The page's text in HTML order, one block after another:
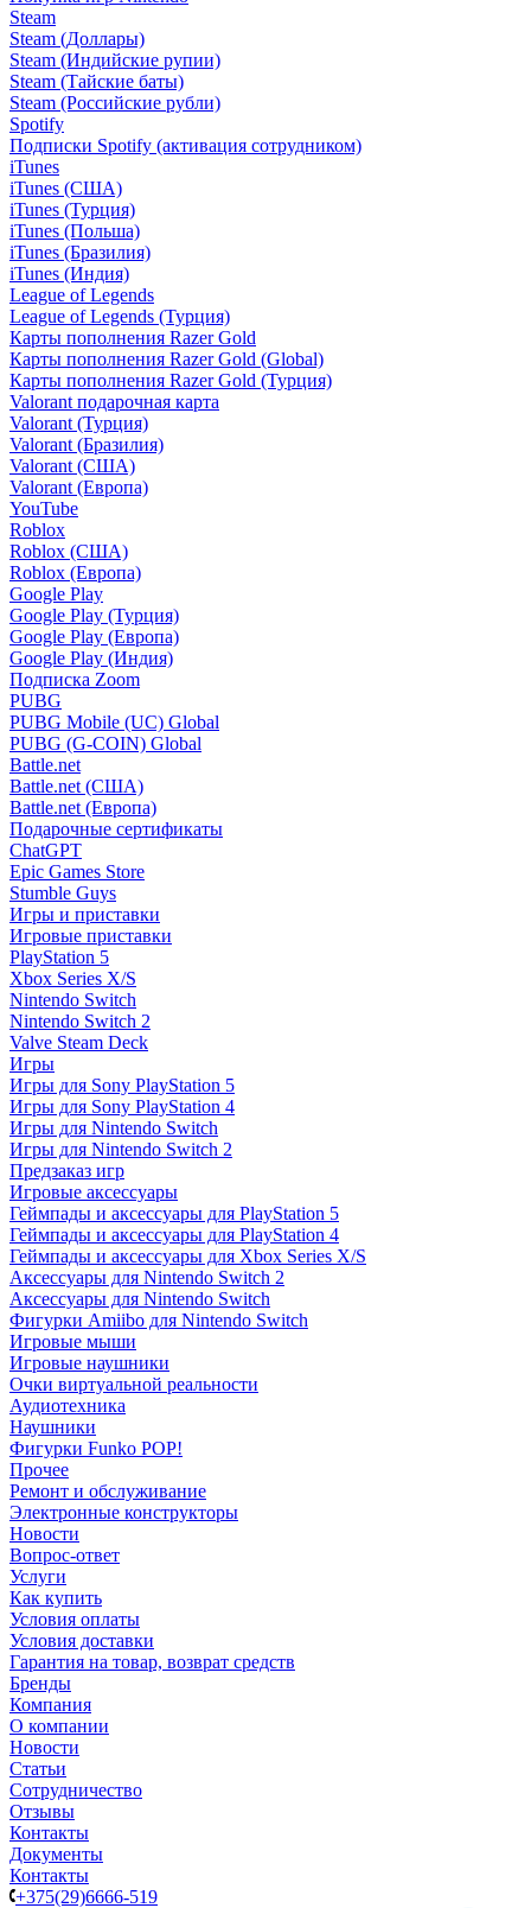
Steam
Steam (Доллары)
Steam (Индийские рупии)
Steam (Тайские баты)
Steam (Российские рубли)
Spotify
Подписки Spotify (активация сотрудником)
iTunes
iTunes (США)
iTunes (Турция)
iTunes (Польша)
iTunes (Бразилия)
iTunes (Индия)
League of Legends
League of Legends (Турция)
Карты пополнения Razer Gold
Карты пополнения Razer Gold (Global)
Карты пополнения Razer Gold (Турция)
Valorant подарочная карта
Valorant (Турция)
Valorant (Бразилия)
Valorant (США)
Valorant (Европа)
YouTube
Roblox
Roblox (США)
Roblox (Европа)
Google Play
Google Play (Турция)
Google Play (Европа)
Google Play (Индия)
Подписка Zoom
PUBG
PUBG Mobile (UC) Global
PUBG (G-COIN) Global
Battle.net
Battle.net (США)
Battle.net (Европа)
Подарочные сертификаты
ChatGPT
Epic Games Store
Stumble Guys
Игры и приставки
Игровые приставки
PlayStation 5
Xbox Series X/S
Nintendo Switch
Nintendo Switch 2
Valve Steam Deck
Игры
Игры для Sony PlayStation 5
Игры для Sony PlayStation 4
Игры для Nintendo Switch
Игры для Nintendo Switch 2
Предзаказ игр
Игровые аксессуары
Геймпады и аксессуары для PlayStation 5
Геймпады и аксессуары для PlayStation 4
Геймпады и аксессуары для Xbox Series X/S
Аксессуары для Nintendo Switch 2
Аксессуары для Nintendo Switch
Фигурки Amiibo для Nintendo Switch
Игровые мыши
Игровые наушники
Очки виртуальной реальности
Аудиотехника
Наушники
Фигурки Funko POP!
Прочее
Ремонт и обслуживание
Электронные конструкторы
Новости
Вопрос-ответ
Услуги
Как купить
Условия оплаты
Условия доставки
Гарантия на товар, возврат средств
Бренды
Компания
О компании
Новости
Статьи
Сотрудничество
Отзывы
Контакты
Документы
Контакты
+375(29)6666-519